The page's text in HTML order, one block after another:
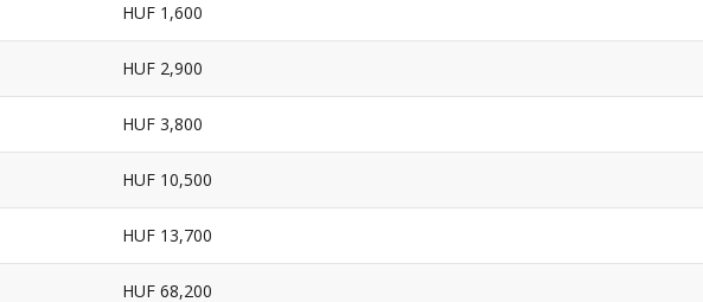
HUF 1,600
HUF 2,900
HUF 3,800
HUF 10,500
HUF 13,700
HUF 68,200